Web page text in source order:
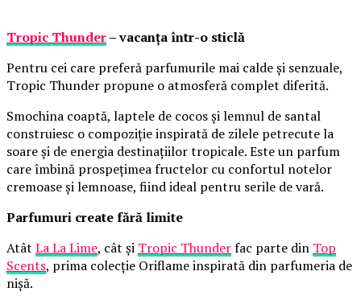
Tropic Thunder– vacanța într-o sticlă
Pentru cei care preferă parfumurile mai calde și senzuale,
Tropic Thunder propune o atmosferă complet diferită.
Smochina coaptă, laptele de cocos și lemnul de santal
construiesc o compoziție inspirată de zilele petrecute la
soare și de energia destinațiilor tropicale. Este un parfum
care îmbină prospețimea fructelor cu confortul notelor
cremoase și lemnoase, fiind ideal pentru serile de vară.
Parfumuri create fără limite
Atât La La Lime, cât și Tropic Thunderfac parte din Top
Scents, prima colecție Oriflame inspirată din parfumeria de
nișă.